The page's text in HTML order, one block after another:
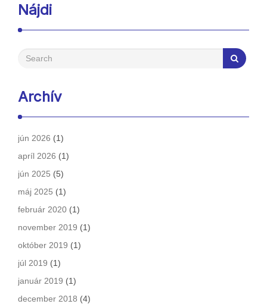
Nájdi
Archív
jún 2026 (1)
apríl 2026 (1)
jún 2025 (5)
máj 2025 (1)
február 2020 (1)
november 2019 (1)
október 2019 (1)
júl 2019 (1)
január 2019 (1)
december 2018 (4)